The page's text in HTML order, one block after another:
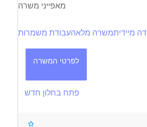
מאפייני משרה
מיידיתמשרה מלאהעבודת משמרות
לפרטי המשרה
פתח בחלון חדש